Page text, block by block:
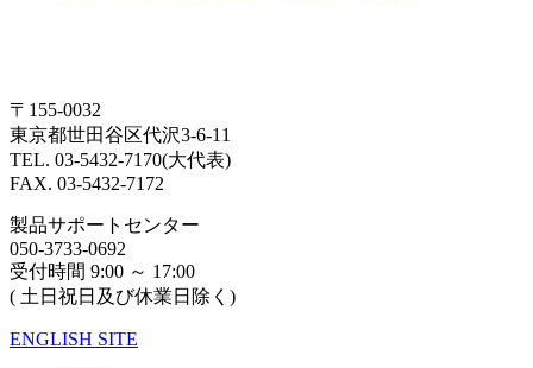
〒155-0032
東京都世田谷区代沢3-6-11
TEL. 03-5432-7170(大代表)
FAX. 03-5432-7172
製品サポートセンター
050-3733-0692
受付時間 9:00 ～ 17:00
( 土日祝日及び休業日除く)
ENGLISH SITE